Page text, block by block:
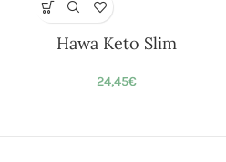
Hawa Keto Slim
24,45€